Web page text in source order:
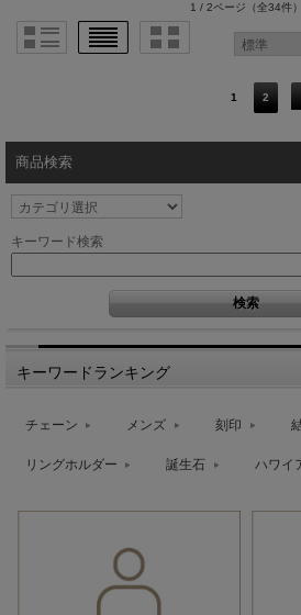
1 / 2ページ （全34件）
1 2
商品検索
キーワード検索
キーワードランキング
チェーン メンズ 刻印
リングホルダー 誕生石 ハワイ